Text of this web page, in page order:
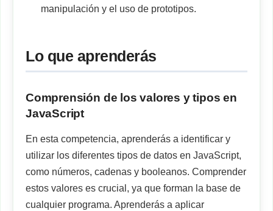
manipulación y el uso de prototipos.
Lo que aprenderás
Comprensión de los valores y tipos en
JavaScript
En esta competencia, aprenderás a identificar y
utilizar los diferentes tipos de datos en JavaScript,
como números, cadenas y booleanos. Comprender
estos valores es crucial, ya que forman la base de
cualquier programa. Aprenderás a aplicar